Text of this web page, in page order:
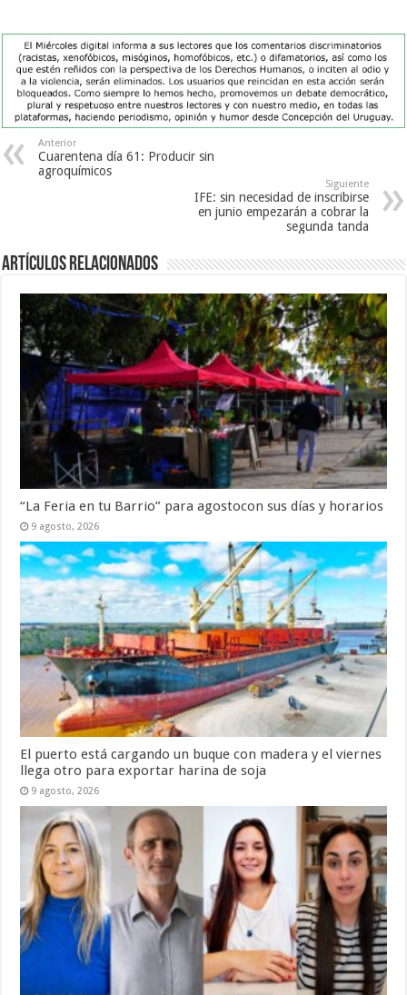
Anterior
Cuarentena día 61: Producir sin
agroquímicos
Siguiente
IFE: sin necesidad de inscribirse
en junio empezarán a cobrar la
segunda tanda
Artículos Relacionados
“La Feria en tu Barrio” para agostocon sus días y horarios
9 agosto, 2026
El puerto está cargando un buque con madera y el viernes
llega otro para exportar harina de soja
9 agosto, 2026